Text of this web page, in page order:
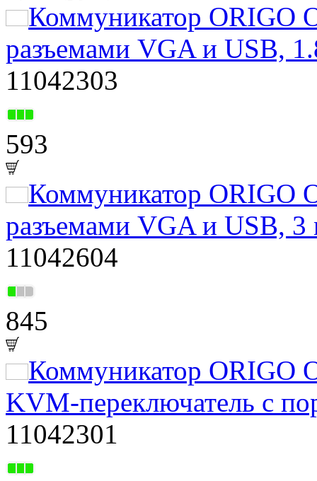
Коммуникатор ORIGO
разъемами VGA и USB,
11042303
593
Коммуникатор ORIGO
разъемами VGA и USB, 3
11042604
845
Коммуникатор ORIGO
KVM-переключатель с
11042301